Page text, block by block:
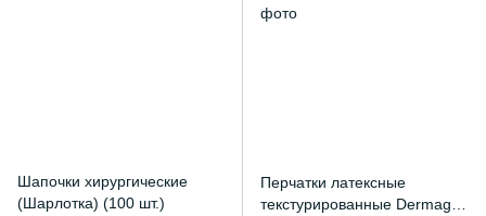
Шапочки хирургические
(Шарлотка) (100 шт.)
Перчатки латексные
текстурированные Dermagrip